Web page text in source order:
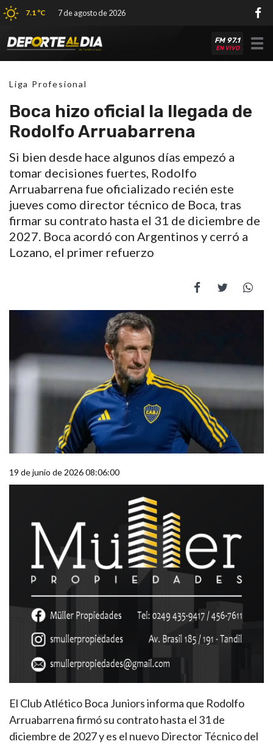
7.1 ºC 7 de agosto de 2026
FM 97.1
EN VIVO
Liga Profesional
Boca hizo oficial la llegada de
Rodolfo Arruabarrena
Si bien desde hace algunos días empezó a
tomar decisiones fuertes, Rodolfo
Arruabarrena fue oficializado recién este
jueves como director técnico de Boca, tras
firmar su contrato hasta el 31 de diciembre de
2027. Boca acordó con Argentinos y cerró a
Lozano, el primer refuerzo
19 de junio de 2026 08:06:00
El Club Atlético Boca Juniors informa que Rodolfo
Arruabarrena firmó su contrato hasta el 31 de
diciembre de 2027 y es el nuevo Director Técnico del